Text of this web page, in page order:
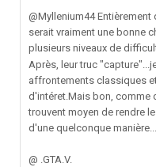
@Myllenium44
serait vraiment une bonne
plusieurs niveaux de
Après, leur truc
affrontements classiques
d'intéret.Mais bon, comme
trouvent moyen de rendre
d'une quelconque
@ .GTA.V.